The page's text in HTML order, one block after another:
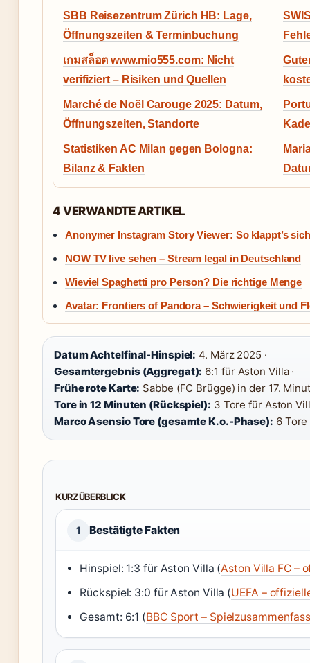
SBB Reisezentrum Zürich HB: Lage,
Öffnungszeiten & Terminbuchung
เกมสล็อต www.mio555.com: Nicht
verifiziert – Risiken und Quellen
Marché de Noël Carouge 2025: Datum,
Öffnungszeiten, Standorte
Statistiken AC Milan gegen Bologna:
Bilanz & Fakten
4 VERWANDTE ARTIKEL
Anonymer Instagram Story Viewer: So klappt’s
NOW TV live sehen – Stream legal in Deutschland
Wieviel Spaghetti pro Person? Die richtige Menge
Avatar: Frontiers of Pandora – Schwierigkeit und
Datum Achtelfinal-Hinspiel: 4. März 2025 ·
Gesamtergebnis (Aggregat): 6:1 für Aston Villa ·
Frühe rote Karte: Sabbe (FC Brügge) in der 17.
Tore in 12 Minuten (Rückspiel): 3 Tore für Aston
Marco Asensio Tore (gesamte K.o.-Phase): 6
KURZÜBERBLICK
1 Bestätigte Fakten
Hinspiel: 1:3 für Aston Villa (Aston Villa FC –
Rückspiel: 3:0 für Aston Villa (UEFA –
Gesamt: 6:1 (BBC Sport –